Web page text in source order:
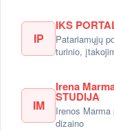
IP
IKS
Patariamųjų
turinio,
IM
Irena
STUDIJA
Irenos
dizaino